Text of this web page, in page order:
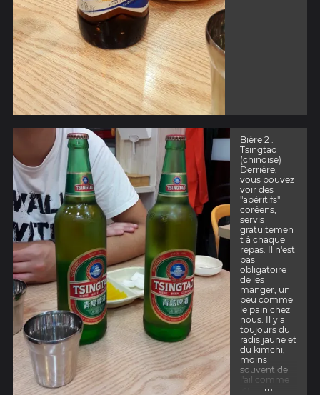
Bière 2 :
Tsingtao
(chinoise)
Derrière,
vous pouvez
voir des
"apéritifs"
coréens,
servis
gratuitemen
t à chaque
repas. Il n'est
pas
obligatoire
de les
manger, un
peu comme
le pain chez
nous. Il y a
toujours du
radis jaune et
du kimchi,
moins
souvent de
l'ail comme
...